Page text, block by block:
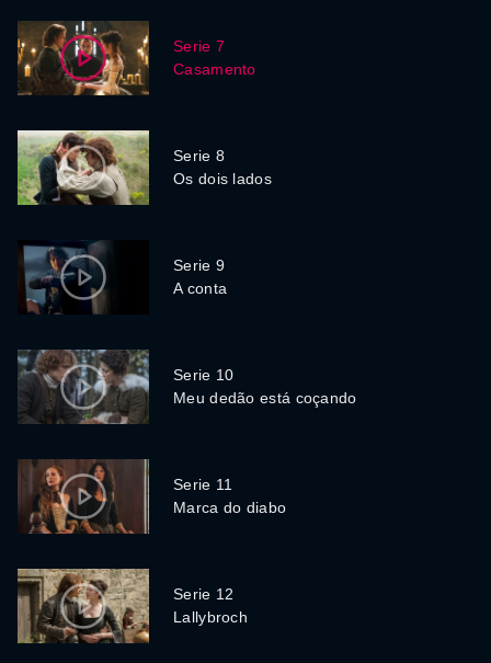
Serie 7
Casamento
Serie 8
Os dois lados
Serie 9
A conta
Serie 10
Meu dedão está coçando
Serie 11
Marca do diabo
Serie 12
Lallybroch